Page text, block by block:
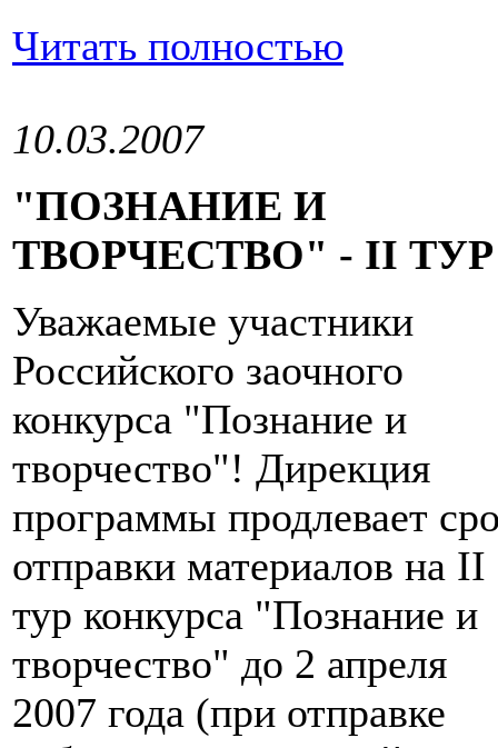
Читать полностью
10.03.2007
"ПОЗНАНИЕ И
ТВОРЧЕСТВО" - II ТУР
Уважаемые участники
Российского заочного
конкурса "Познание и
творчество"! Дирекция
программы продлевает
отправки материалов на II
тур конкурса "Познание и
творчество" до 2 апреля
2007 года (при отправке